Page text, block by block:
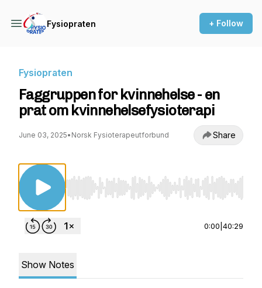
Fysiopraten + Follow
Fysiopraten
Faggruppen for kvinnehelse - en
prat om kvinnehelsefysioterapi
June 03, 2025• Norsk Fysioterapeutforbund Share
Use Left/Right to seek, Home/End to jump to
0:00 40:29
Show Notes